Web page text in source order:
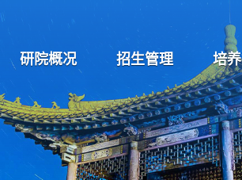
研院概况 招生管理 培